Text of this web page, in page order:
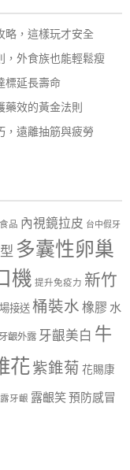
略，這樣玩才安全
，外食族也能輕鬆瘦
標延長壽命
藥效的黃金法則
，遠離抽筋與疲勞
品 內視鏡拉皮 台中假牙
多囊性卵巢
機 提升免疫力 新竹
接送 桶裝水 橡膠 水
牙齦外露 牙齦美白 牛
花紫錐菊 花賜康
露牙齦 露齦笑預防感冒